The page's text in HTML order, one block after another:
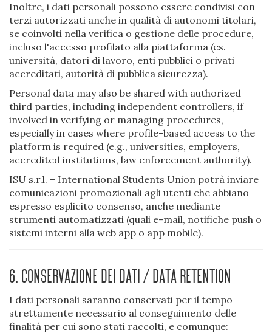
Inoltre, i dati personali possono essere condivisi con
terzi autorizzati anche in qualità di autonomi titolari,
se coinvolti nella verifica o gestione delle procedure,
incluso l'accesso profilato alla piattaforma (es.
università, datori di lavoro, enti pubblici o privati
accreditati, autorità di pubblica sicurezza).
Personal data may also be shared with authorized
third parties, including independent controllers, if
involved in verifying or managing procedures,
especially in cases where profile-based access to the
platform is required (e.g., universities, employers,
accredited institutions, law enforcement authority).
ISU s.r.l. – International Students Union potrà inviare
comunicazioni promozionali agli utenti che abbiano
espresso esplicito consenso, anche mediante
strumenti automatizzati (quali e-mail, notifiche push o
sistemi interni alla web app o app mobile).
6. Conservazione dei dati / Data retention
I dati personali saranno conservati per il tempo
strettamente necessario al conseguimento delle
finalità per cui sono stati raccolti, e comunque: